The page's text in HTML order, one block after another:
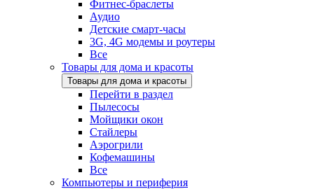
Фитнес-браслеты
Аудио
Детские смарт-часы
3G, 4G модемы и роутеры
Все
Товары для дома и красоты
Товары для дома и красоты
Перейти в раздел
Пылесосы
Мойщики окон
Стайлеры
Аэрогрили
Кофемашины
Все
Компьютеры и периферия